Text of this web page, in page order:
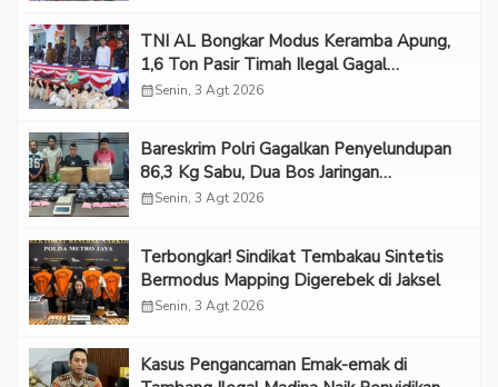
TNI AL Bongkar Modus Keramba Apung,
1,6 Ton Pasir Timah Ilegal Gagal
Diselundupkan
calendar_monthSenin, 3 Agt 2026
Bareskrim Polri Gagalkan Penyelundupan
86,3 Kg Sabu, Dua Bos Jaringan
Internasional Diburu
calendar_monthSenin, 3 Agt 2026
Terbongkar! Sindikat Tembakau Sintetis
Bermodus Mapping Digerebek di Jaksel
calendar_monthSenin, 3 Agt 2026
Kasus Pengancaman Emak-emak di